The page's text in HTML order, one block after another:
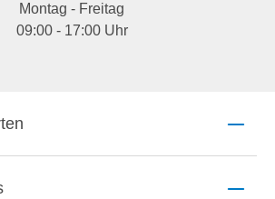
Montag - Freitag
09:00 - 17:00 Uhr